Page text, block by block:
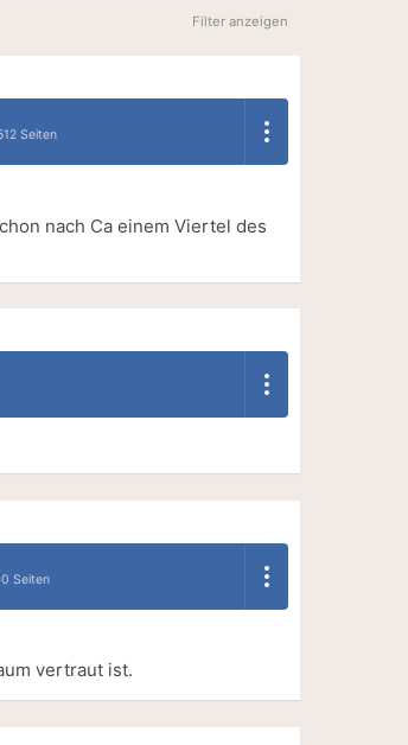
Filter anzeigen
Seiten
nach Ca einem Viertel des
Seiten
vertraut ist.